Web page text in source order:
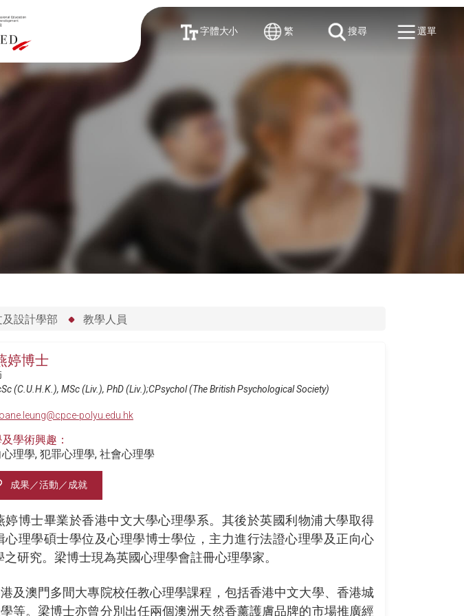
字體大小 繁 搜尋 選單
設計學部 教學人員
婷博士
(C.U.H.K.), MSc (Liv.), PhD (Liv.);CPsychol (The British Psychological Society)
polyu.edu.hk
學術興趣：
理學, 犯罪心理學, 社會心理學
成果／活動／成就
婷博士畢業於香港中文大學心理學系。其後於英國利物浦大學取得
心理學碩士學位及心理學博士學位，主力進行法證心理學及正向心
之研究。梁博士現為英國心理學會註冊心理學家。
及澳門多間大專院校任教心理學課程，包括香港中文大學、香港城
等。梁博士亦曾分別出任兩個澳洲天然香薰護膚品牌的市場推廣經